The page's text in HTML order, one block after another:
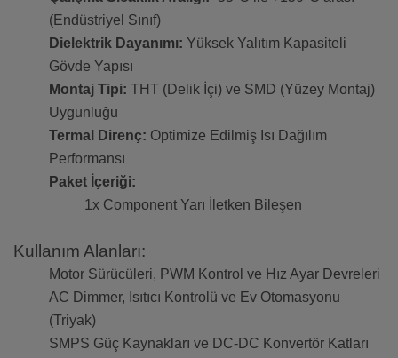
(Endüstriyel Sınıf)
Dielektrik Dayanımı: Yüksek Yalıtım Kapasiteli
Gövde Yapısı
Montaj Tipi: THT (Delik İçi) ve SMD (Yüzey Montaj)
Uygunluğu
Termal Direnç: Optimize Edilmiş Isı Dağılım
Performansı
Paket İçeriği:
1x Component Yarı İletken Bileşen
Kullanım Alanları:
Motor Sürücüleri, PWM Kontrol ve Hız Ayar Devreleri
AC Dimmer, Isıtıcı Kontrolü ve Ev Otomasyonu
(Triyak)
SMPS Güç Kaynakları ve DC-DC Konvertör Katları